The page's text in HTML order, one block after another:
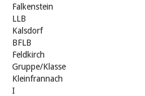
Falkenstein
LLB
Kalsdorf
BFLB
Feldkirch
Gruppe/Klasse
Kleinfrannach
I